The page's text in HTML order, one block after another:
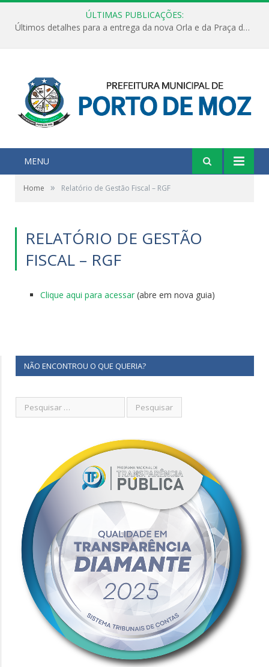
ÚLTIMAS PUBLICAÇÕES:
Últimos detalhes para a entrega da nova Orla e da Praça do Praião
MENU
Home » Relatório de Gestão Fiscal – RGF
RELATÓRIO DE GESTÃO
FISCAL – RGF
Clique aqui para acessar (abre em nova guia)
NÃO ENCONTROU O QUE QUERIA?